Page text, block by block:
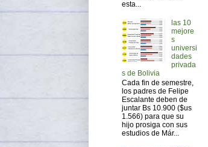
esta...
las 10
mejore
s
universi
dades
privada
s de Bolivia
Cada fin de semestre,
los padres de Felipe
Escalante deben de
juntar Bs 10.900 ($us
1.566) para que su
hijo prosiga con sus
estudios de Már...